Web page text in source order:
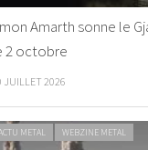
Amarth sonne le
2 octobre
JUILLET 2026
METAL WEBZINE METAL